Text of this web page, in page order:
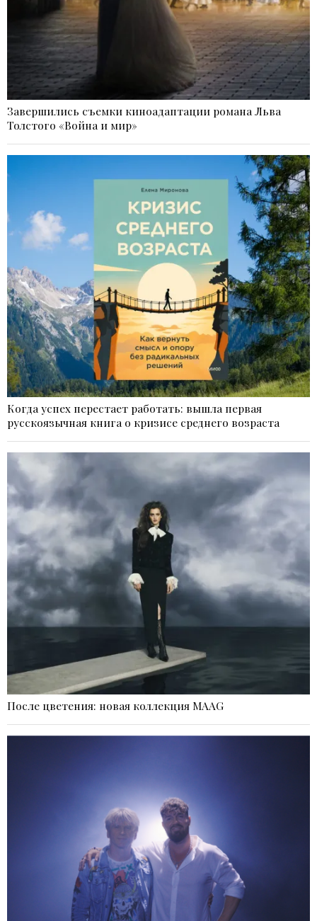
Завершились съемки киноадаптации романа Льва
Толстого «Война и мир»
Когда успех перестает работать: вышла первая
русскоязычная книга о кризисе среднего возраста
После цветения: новая коллекция MAAG